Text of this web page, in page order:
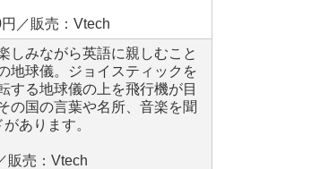
／販売：Vtech
しみながら英語に親しむこと
地球儀。ジョイスティックを
する地球儀の上を飛行機が目
の国の言葉や名所、音楽を聞
あります。
販売：Vtech